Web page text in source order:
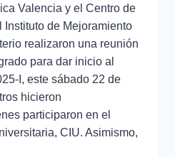
Valencia y el Centro de
de Mejoramiento
realizaron una reunión
para dar inicio al
I, este sábado 22 de
hicieron
participaron en el
CIU. Asimismo,